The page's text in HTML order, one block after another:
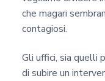
che magari
contagiosi.
Gli uffici, sia quelli
di subire un